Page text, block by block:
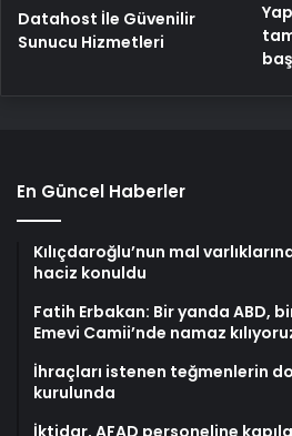
Datahost İle Güvenilir
Sunucu Hizmetleri
En Güncel Haberler
Kılıçdaroğlu’nun mal
haciz konuldu
Fatih Erbakan: Bir yanda ABD,
Emevi Camii’nde namaz
İhraçları istenen teğmenlerin
kurulunda